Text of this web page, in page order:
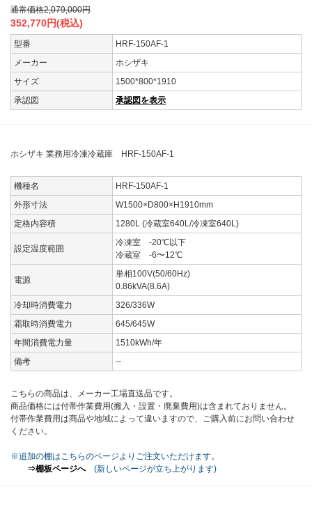
通常価格2,079,000円
352,770円(税込)
型番
HRF-150AF-1
メーカー
ホシザキ
サイズ
1500*800*1910
承認図
承認図を表示
ホシザキ 業務用冷凍冷蔵庫 HRF-150AF-1
機種名
HRF-150AF-1
外形寸法
W1500×D800×H1910mm
定格内容積
1280L (冷蔵室640L/冷凍室640L)
設定温度範囲
冷凍室 -20℃以下
冷蔵室 -6〜12℃
電源
単相100V(50/60Hz)
0.86kVA(8.6A)
冷却時消費電力
326/336W
霜取時消費電力
645/645W
年間消費電力量
1510kWh/年
備考
--
こちらの商品は、メーカー工場直送品です。
商品価格には付帯作業費用(搬入・設置・廃棄費用)は含まれておりません。
付帯作業費用は商品や地域によって違いますので、ご購入前にお問い合わせ
ください。
※追加の棚はこちらのページよりご注文いただけます。
⇒棚板ページへ(新しいページが立ち上がります)